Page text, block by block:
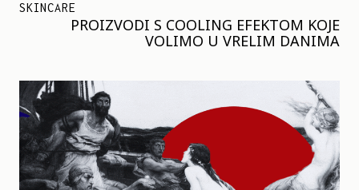
SKINCARE
PROIZVODI S COOLING EFEKTOM KOJE
VOLIMO U VRELIM DANIMA